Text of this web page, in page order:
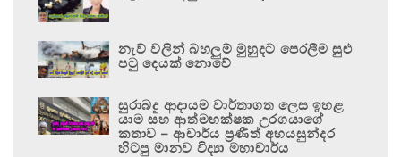
නැව් වලින් බහලුම් මුහුදට පෙරලීම සුළු
පටු දෙයක් නොවේ
සුරාබදු ආදායම වාර්තාගත ලෙස ඉහළ
යාම සහ ආත්මභක්ෂක උරගයාගේ
කතාව – ආචාර්ය ප්‍රණීත් අභයසුන්දර
හිටපු මානව විද්‍යා මහාචාර්ය